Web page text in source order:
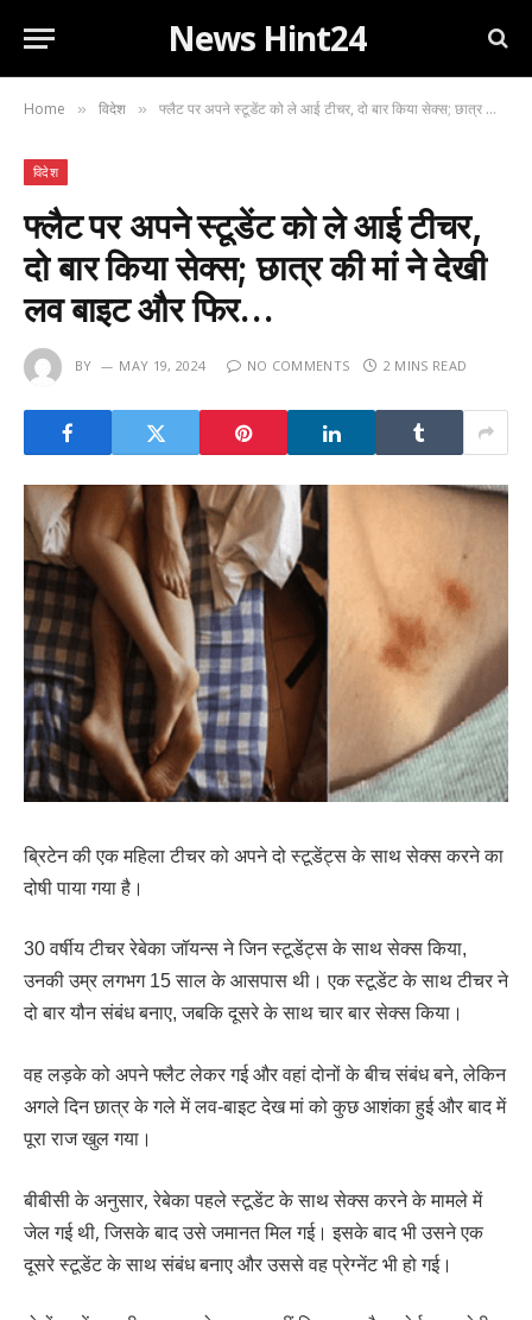
News Hint24
Home » विदेश » फ्लैट पर अपने स्टूडेंट को ले आई टीचर, दो बार किया सेक्स; छात्र की मां ने देखी लव बाइट और फिर…
विदेश
फ्लैट पर अपने स्टूडेंट को ले आई टीचर,
दो बार किया सेक्स; छात्र की मां ने देखी
लव बाइट और फिर…
BY MAY 19, 2024 NO COMMENTS 2 MINS READ
ब्रिटेन की एक महिला टीचर को अपने दो स्टूडेंट्स के साथ सेक्स करने का
दोषी पाया गया है।
30 वर्षीय टीचर रेबेका जॉयन्स ने जिन स्टूडेंट्स के साथ सेक्स किया,
उनकी उम्र लगभग 15 साल के आसपास थी। एक स्टूडेंट के साथ टीचर ने
दो बार यौन संबंध बनाए, जबकि दूसरे के साथ चार बार सेक्स किया।
वह लड़के को अपने फ्लैट लेकर गई और वहां दोनों के बीच संबंध बने, लेकिन
अगले दिन छात्र के गले में लव-बाइट देख मां को कुछ आशंका हुई और बाद में
पूरा राज खुल गया।
बीबीसी के अनुसार, रेबेका पहले स्टूडेंट के साथ सेक्स करने के मामले में
जेल गई थी, जिसके बाद उसे जमानत मिल गई। इसके बाद भी उसने एक
दूसरे स्टूडेंट के साथ संबंध बनाए और उससे वह प्रेग्नेंट भी हो गई।